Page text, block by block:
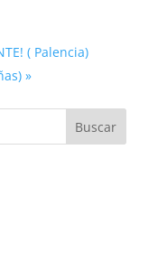
( Palencia)
»